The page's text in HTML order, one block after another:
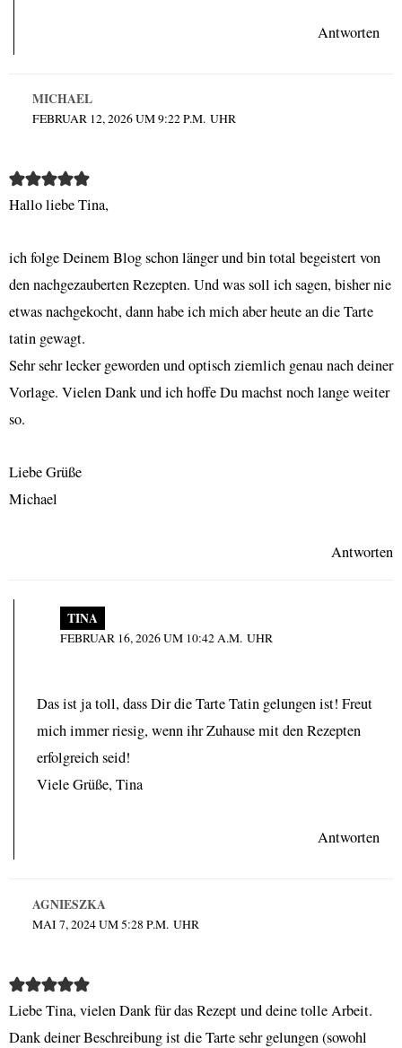
Antworten
MICHAEL
FEBRUAR 12, 2026 UM 9:22 P.M. UHR
Hallo liebe Tina,
ich folge Deinem Blog schon länger und bin total begeistert von
den nachgezauberten Rezepten. Und was soll ich sagen, bisher nie
etwas nachgekocht, dann habe ich mich aber heute an die Tarte
tatin gewagt.
Sehr sehr lecker geworden und optisch ziemlich genau nach deiner
Vorlage. Vielen Dank und ich hoffe Du machst noch lange weiter
so.
Liebe Grüße
Michael
Antworten
TINA
FEBRUAR 16, 2026 UM 10:42 A.M. UHR
Das ist ja toll, dass Dir die Tarte Tatin gelungen ist! Freut
mich immer riesig, wenn ihr Zuhause mit den Rezepten
erfolgreich seid!
Viele Grüße, Tina
Antworten
AGNIESZKA
MAI 7, 2024 UM 5:28 P.M. UHR
Liebe Tina, vielen Dank für das Rezept und deine tolle Arbeit.
Dank deiner Beschreibung ist die Tarte sehr gelungen (sowohl